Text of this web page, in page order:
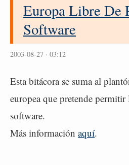
Europa Libre De
Software
2003-08-27 · 03:12
Esta bitácora se suma al
europea que pretende permitir
software.
Más información aquí.